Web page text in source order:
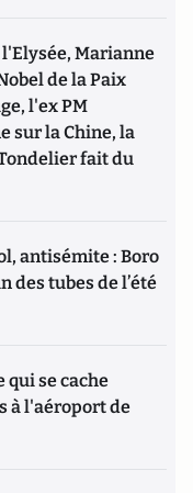
Marianne
de la Paix
l'ex PM
sur la Chine, la
fait du
antisémite : Boro
des tubes de l’été
qui se cache
à l'aéroport de